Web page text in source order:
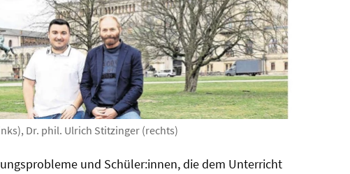
Dr. phil. Ulrich Stitzinger (rechts)
und Schüler:innen, die dem Unterricht